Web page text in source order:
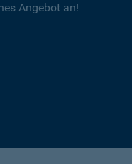
Angebot an!